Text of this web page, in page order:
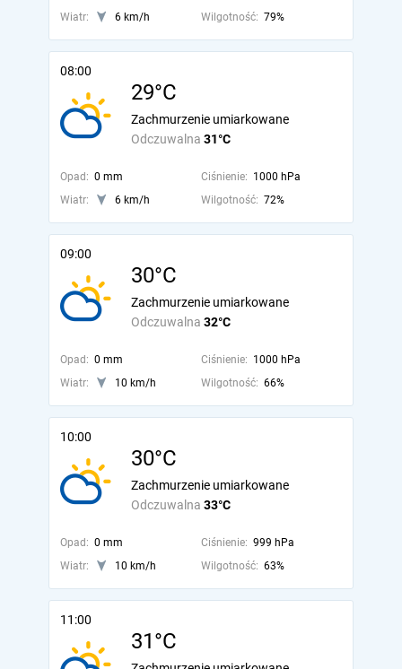
Wiatr: 6 km/h Wilgotność: 79%
08:00
29°C
Odczuwalna 31°C
Zachmurzenie umiarkowane
Opad: 0 mm Ciśnienie: 1000 hPa
Wiatr:
6 km/h Wilgotność: 72%
09:00
30°C
Odczuwalna 32°C
Zachmurzenie umiarkowane
Opad: 0 mm Ciśnienie: 1000 hPa
Wiatr:
10 km/h Wilgotność: 66%
10:00
30°C
Odczuwalna 33°C
Zachmurzenie umiarkowane
Opad: 0 mm Ciśnienie: 999 hPa
Wiatr:
10 km/h Wilgotność: 63%
11:00
31°C